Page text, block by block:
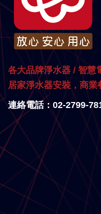
各大品牌淨水器 / 智慧
居家淨水器安裝，商
連絡電話：02-2799-